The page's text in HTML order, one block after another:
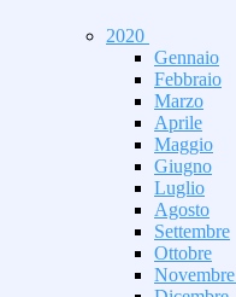
2020
Gennaio
Febbraio
Marzo
Aprile
Maggio
Giugno
Luglio
Agosto
Settembre
Ottobre
Novembre